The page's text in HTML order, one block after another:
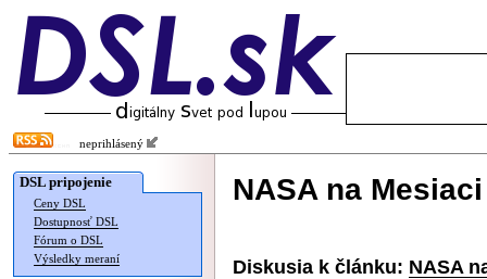
neprihlásený
DSL pripojenie
Ceny DSL
Dostupnosť DSL
Fórum o DSL
Výsledky meraní
NASA na
Diskusia k článku: NASA